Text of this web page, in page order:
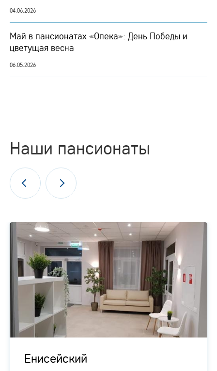
04.06.2026
Май в пансионатах «Опека»: День Победы и
цветущая весна
06.05.2026
Наши пансионаты
Енисейский